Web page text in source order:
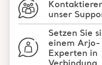
Setzen Sie
einem Arjo-
Experten in
Verbindung